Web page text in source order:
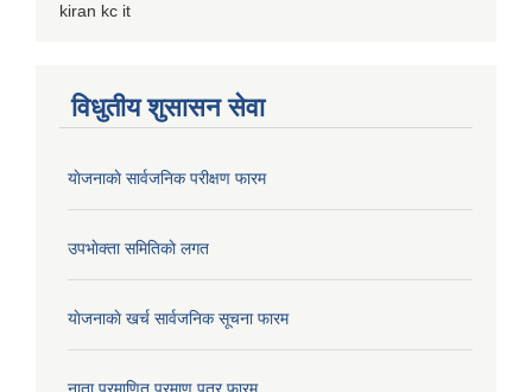
kiran kc it
विधुतीय शुसासन सेवा
याेजनाकाे सार्वजनिक परीक्षण फारम
उपभाेक्ता समितिकाे लगत
याेजनाकाे खर्च सार्वजनिक सूचना फारम